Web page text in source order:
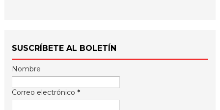
SUSCRÍBETE AL BOLETÍN
Nombre
Correo electrónico *